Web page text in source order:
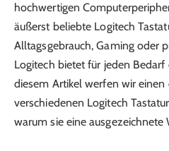
hochwertigen
äußerst beliebte Logitech
Alltagsgebrauch, Gaming oder
Logitech bietet für jeden Bedarf
diesem Artikel werfen wir
verschiedenen Logitech
warum sie eine ausgezeichnete